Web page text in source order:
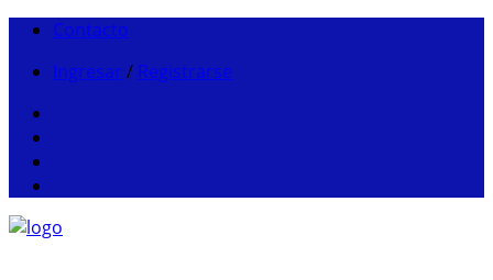
Contacto
Ingresar / Registrarse